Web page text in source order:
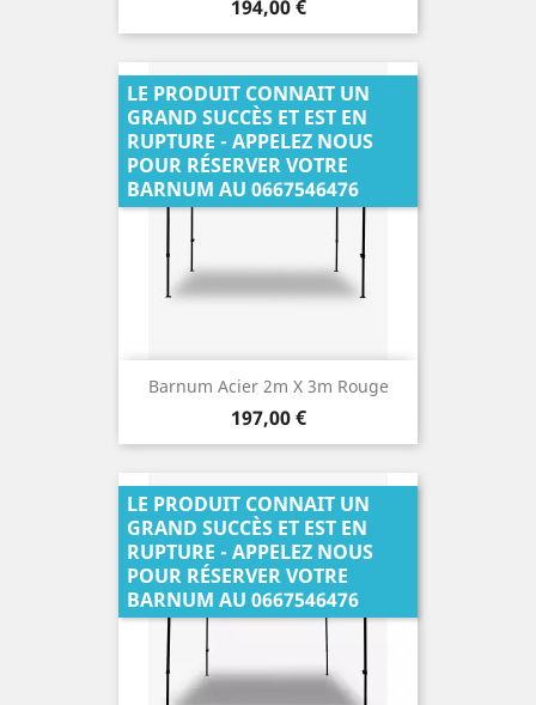
Prix
194,00 €
Barnum Acier 2m X 3m Rouge
Prix
197,00 €
LE PRODUIT CONNAIT UN
GRAND SUCCÈS ET EST EN
RUPTURE - APPELEZ NOUS
POUR RÉSERVER VOTRE
BARNUM AU 0667546476
LE PRODUIT CONNAIT UN
GRAND SUCCÈS ET EST EN
RUPTURE - APPELEZ NOUS
POUR RÉSERVER VOTRE
BARNUM AU 0667546476